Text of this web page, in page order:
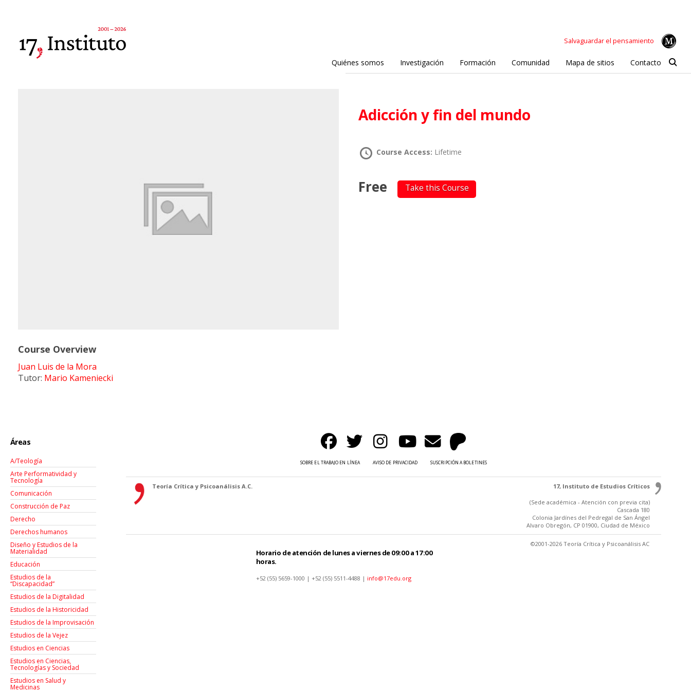
Salvaguardar el pensamiento
Quiénes somos Investigación Formación Comunidad Mapa de sitios Contacto
Adicción y fin del mundo
Course Access: Lifetime
Free Take this Course
Course Overview
Juan Luis de la Mora
Tutor: Mario Kameniecki
Áreas
A/Teología
Arte Performatividad y
Tecnología
Comunicación
Construcción de Paz
Derecho
Derechos humanos
Diseño y Estudios de la
Materialidad
Educación
Estudios de la
“Discapacidad”
Estudios de la Digitalidad
Estudios de la Historicidad
Estudios de la Improvisación
Estudios de la Vejez
Estudios en Ciencias
Estudios en Ciencias,
Tecnologías y Sociedad
Estudios en Salud y
Medicinas
SOBRE EL TRABAJO EN LÍNEA AVISO DE PRIVACIDAD SUSCRIPCIÓN A BOLETINES
Teoría Crítica y Psicoanálisis A.C. 17, Instituto de Estudios Críticos
(Sede académica - Atención con previa cita)
Cascada 180
Colonia Jardínes del Pedregal de San Ángel
Alvaro Obregón, CP 01900, Ciudad de México
Horario de atención de lunes a viernes de 09:00 a 17:00
horas.
+52 (55) 5659-1000 | +52 (55) 5511-4488 | info@17edu.org
©2001-2026 Teoría Crítica y Psicoanálisis AC